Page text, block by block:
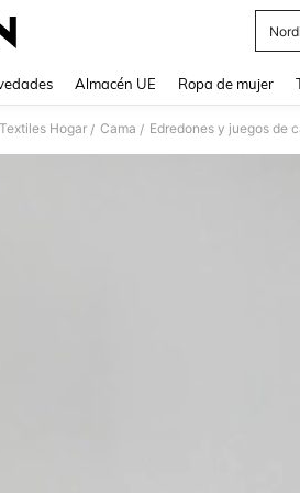
Almacén UE Ropa de mujer
Textiles Hogar / Cama / Edredones y juegos de